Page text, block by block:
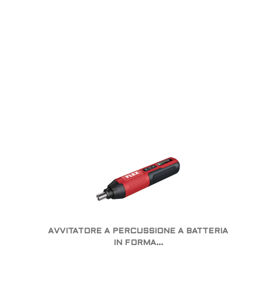
AVVITATORE A PERCUSSIONE A BATTERIA
IN FORMA...